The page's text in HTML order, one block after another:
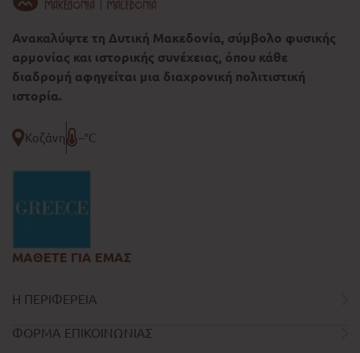
Ανακαλύψτε τη Δυτική Μακεδονία, σύμβολο φυσικής
αρμονίας και ιστορικής συνέχειας, όπου κάθε
διαδρομή αφηγείται μια διαχρονική πολιτιστική
ιστορία.
Κοζάνη --°C
ΜΑΘΕΤΕ ΓΙΑ ΕΜΑΣ
Η ΠΕΡΙΦΕΡΕΙΑ
ΦΟΡΜΑ ΕΠΙΚΟΙΝΩΝΙΑΣ